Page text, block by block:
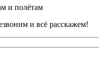
и полётам
и всё расскажем!